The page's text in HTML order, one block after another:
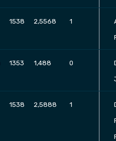
1538 2,5568 1
1353 1,488 0
1538 2,5888 1